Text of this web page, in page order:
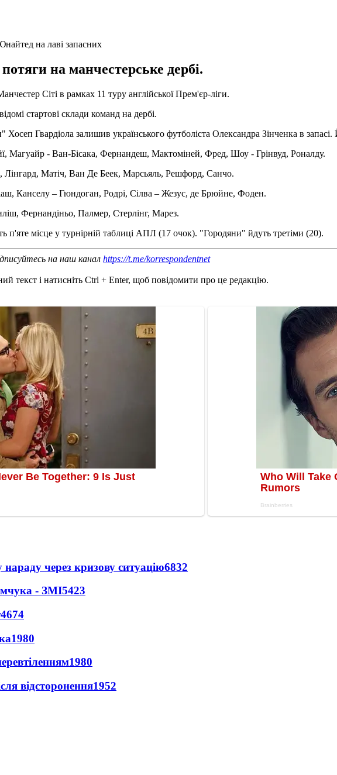
на манчестерське дербі.
Сіті в рамках 11 туру англійської Прем'єр-ліги.
стартові склади команд на дербі.
Гвардіола залишив українського футболіста Олександра Зінченка в
Магуайр - Ван-Бісака, Фернандеш, Мактоміней, Фред, Шоу - Грінвуд, Роналду.
Лінгард, Матіч, Ван Де Беек, Марсьяль, Решфорд, Санчо.
Канселу – Гюндоган, Родрі, Сілва – Жезус, де Брюйне, Фоден.
Фернандіньо, Палмер, Стерлінг, Марез.
п'яте місце у турнірній таблиці АПЛ (17 очок). "Городяни" йдуть третіми (20).
на наш канал https://t.me/korrespondentnet
текст і натисніть Ctrl + Enter, щоб повідомити про це редакцію.
через кризову ситуацію6832
- ЗМІ5423
4674
1980
1980
відсторонення1952